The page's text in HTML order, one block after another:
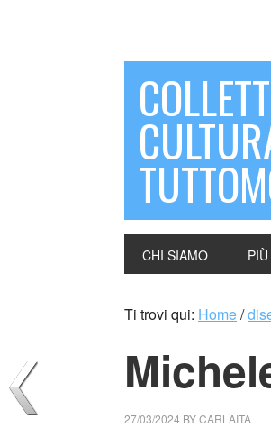
CHI SIAMO
Ti trovi qui: Home/
27/03/2024 BYCARLAITA